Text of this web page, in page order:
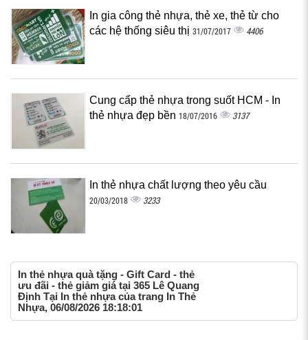
In gia công thẻ nhựa, thẻ xe, thẻ từ cho
các hệ thống siêu thị 31/07/2017 4406
Cung cấp thẻ nhựa trong suốt HCM - In
thẻ nhựa đẹp bền‎ 18/07/2016 3137
In thẻ nhựa chất lượng theo yêu cầu
20/03/2018 3233
In thẻ nhựa quà tặng - Gift Card - thẻ
ưu đãi - thẻ giảm giá tại 365 Lê Quang
Định Tại In thẻ nhựa của trang In Thẻ
Nhựa, 06/08/2026 18:18:01